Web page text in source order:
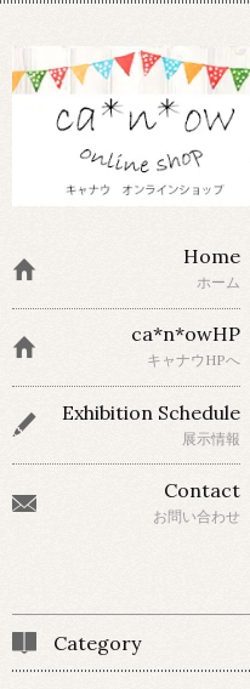
Home
ホーム
ca*n*owHP
キャナウHPへ
Exhibition Schedule
展示情報
Contact
お問い合わせ
Category